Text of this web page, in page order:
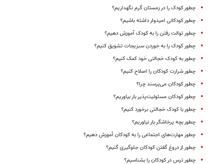
چطور کودک را در زمستان گرم نگهداریم؟
چطور کودکانی امیدوار داشته باشیم؟
چطور توالت رفتن را به کودک آموزش دهیم؟
چطور کودک را به خوردن سبزیجات تشویق کنیم؟
چطور به کودک خجالتی خود کمک کنیم؟
چطور شرارت کودکان را اصلاح کنیم؟
چطور کودکان می‌پرسند چرا؟
چطور کودکان مسئولیت‌پذیر بار بیاوریم؟
چطور با کودک خجالتی برخورد کنیم؟
چطور بچه پرخاشگر بار نیاوریم؟
چطور مهارت‌های اجتماعی را به کودکان آموزش دهیم؟
چطور از دروغ گفتن کودکان جلوگیری گنیم؟
چطور ترس در کودکان را بشناسیم؟